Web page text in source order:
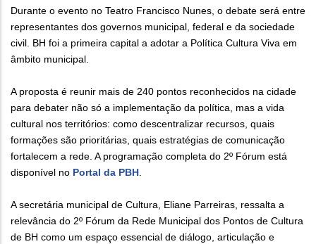
Durante o evento no Teatro Francisco Nunes, o debate será entre
representantes dos governos municipal, federal e da sociedade
civil. BH foi a primeira capital a adotar a Política Cultura Viva em
âmbito municipal.
A proposta é reunir mais de 240 pontos reconhecidos na cidade
para debater não só a implementação da política, mas a vida
cultural nos territórios: como descentralizar recursos, quais
formações são prioritárias, quais estratégias de comunicação
fortalecem a rede. A programação completa do 2º Fórum está
disponível no Portal da PBH.
A secretária municipal de Cultura, Eliane Parreiras, ressalta a
relevância do 2º Fórum da Rede Municipal dos Pontos de Cultura
de BH como um espaço essencial de diálogo, articulação e